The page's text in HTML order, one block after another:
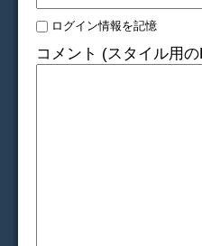
ログイン情報を記憶
コメント (スタイル用